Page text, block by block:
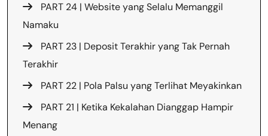
PART 24 | Website yang Selalu Memanggil
Namaku
PART 23 | Deposit Terakhir yang Tak Pernah
Terakhir
PART 22 | Pola Palsu yang Terlihat Meyakinkan
PART 21 | Ketika Kekalahan Dianggap Hampir
Menang